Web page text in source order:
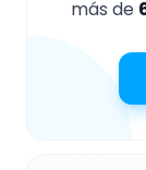
más de